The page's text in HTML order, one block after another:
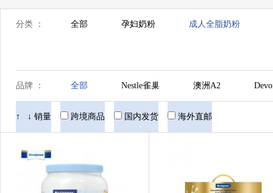
分类 ： 全部 孕妇奶粉 成人全脂奶粉
品牌 ： 全部 Nestle雀巢 澳洲A2
荷兰双牛Two Cows Healthy Care
澳滋OZ FARM
↑ ↓ 销量 跨境商品 国内发货 海外直邮